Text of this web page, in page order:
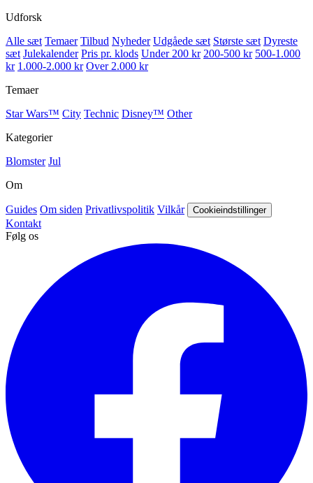
Udforsk
Alle sæt Temaer Tilbud Nyheder Udgåede sæt Største sæt Dyreste
sæt Julekalender Pris pr. klods Under 200 kr 200-500 kr 500-1.000
kr 1.000-2.000 kr Over 2.000 kr
Temaer
Star Wars™ City Technic Disney™ Other
Kategorier
Blomster Jul
Om
Guides Om siden Privatlivspolitik Vilkår Cookieindstillinger
Kontakt
Følg os